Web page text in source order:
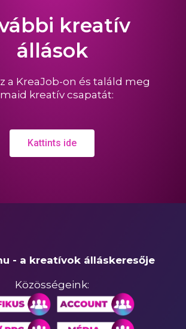
kreatív
állások
a KreaJob-on és találd meg
kreatív csapatát:
Kattints ide
- a kreatívok álláskeresője
Közösségeink: